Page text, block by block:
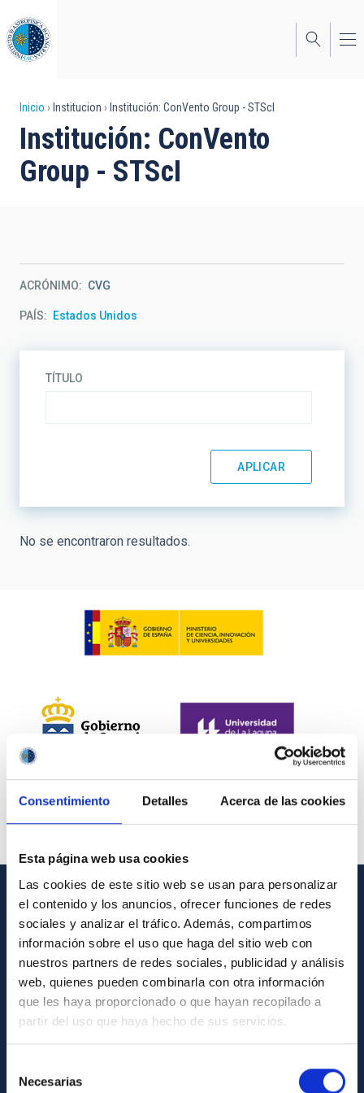
Consentimiento Detalles Acerca de las cookies
Esta página web usa cookies
Las cookies de este sitio web se usan para personalizar
el contenido y los anuncios, ofrecer funciones de redes
sociales y analizar el tráfico. Además, compartimos
información sobre el uso que haga del sitio web con
nuestros partners de redes sociales, publicidad y análisis
web, quienes pueden combinarla con otra información
que les haya proporcionado o que hayan recopilado a
partir del uso que haya hecho de sus servicios.
Necesarias
al
contenido
principal
Sobrescribir
enlaces
de
navegación
Inicio Institucion Institución: ConVento Group - STScI
Institución: ConVento
Group - STScI
ACRÓNIMO CVG
PAÍS Estados Unidos
TÍTULO
No se encontraron resultados.
INFORMACIÓN GENERAL
Contacto
Cómo llegar al IAC
Directorio de personal
Biblioteca